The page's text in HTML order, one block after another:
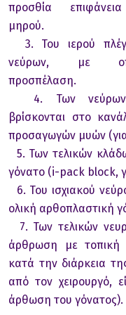
προσθία
μηρού.
3. Του ιερού
νεύρων, με
προσπέλαση.
4. Των
βρίσκονται στο
προσαγωγών μυών
5. Των τελικών
γόνατο (i-pack block,
6. Του ισχιακού
ολική αρθοπλαστική
7. Των τελικών
άρθρωση με τοπική
κατά την διάρκεια
από τον χειρουργό,
άρθωση του γόνατος).